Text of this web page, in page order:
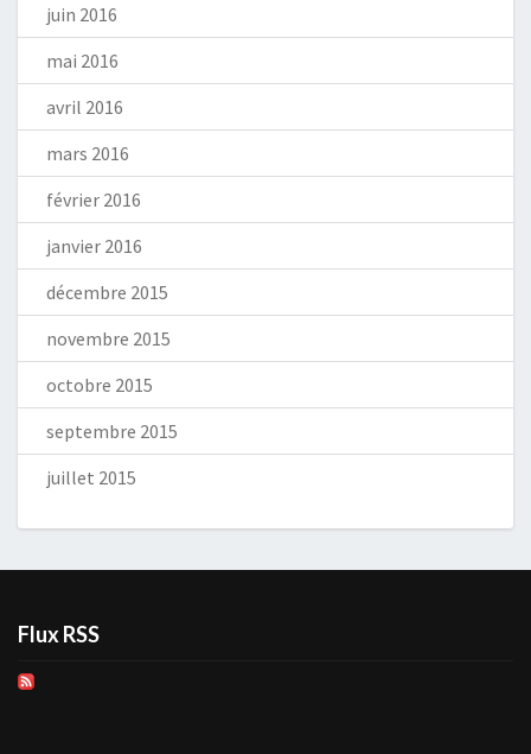
juin 2016
mai 2016
avril 2016
mars 2016
février 2016
janvier 2016
décembre 2015
novembre 2015
octobre 2015
septembre 2015
juillet 2015
Flux RSS